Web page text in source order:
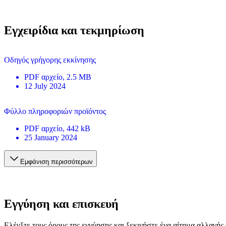
Εγχειρίδια και τεκμηρίωση
Οδηγός γρήγορης εκκίνησης
PDF αρχείο, 2.5 MB
12 July 2024
Φύλλο πληροφοριών προϊόντος
PDF αρχείο, 442 kB
25 January 2024
Εμφάνιση περισσότερων
Εγγύηση και επισκευή